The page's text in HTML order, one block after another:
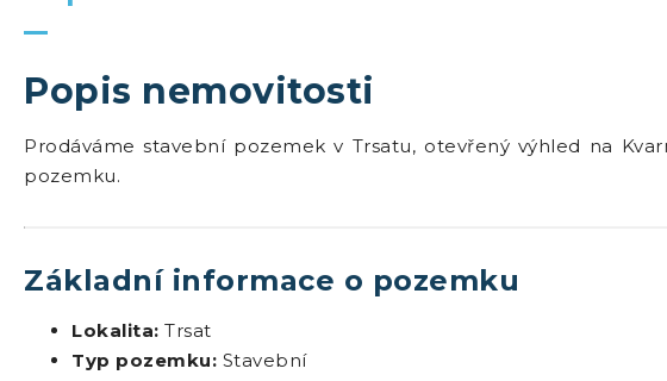
Popis nemovitosti
Prodáváme stavební pozemek v Trsatu, otevřený výhled na
pozemku.
Základní informace o pozemku
Lokalita: Trsat
Typ pozemku: Stavební